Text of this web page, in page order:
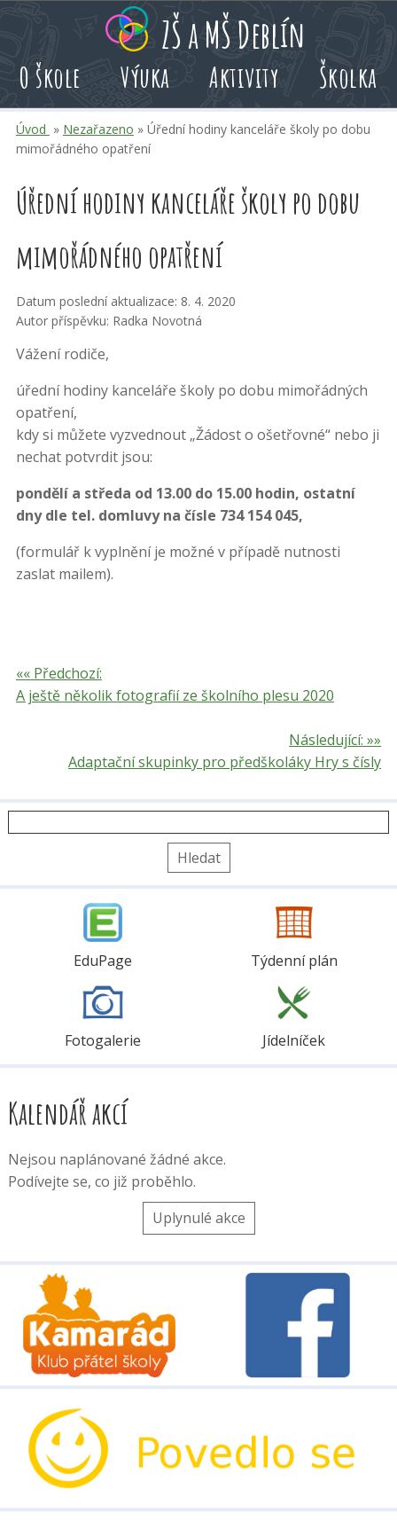
obsah
volby
akcí
ZŠ a MŠ Deblín
O škole Výuka Aktivity Školka
Úvod » Nezařazeno » Úřední hodiny kanceláře školy po dobu
mimořádného opatření
Úřední hodiny kanceláře školy po dobu
mimořádného opatření
Datum poslední aktualizace: 8. 4. 2020
Autor příspěvku: Radka Novotná
Vážení rodiče,
úřední hodiny kanceláře školy po dobu mimořádných
opatření,
kdy si můžete vyzvednout „Žádost o ošetřovné“ nebo ji
nechat potvrdit jsou:
pondělí a středa od 13.00 do 15.00 hodin, ostatní
dny dle tel. domluvy na čísle 734 154 045,
(formulář k vyplnění je možné v případě nutnosti
zaslat mailem).
«« Předchozí:
A ještě několik fotografií ze školního plesu 2020
Následující: »»
Adaptační skupinky pro předškoláky Hry s čísly
EduPage Týdenní plán
Fotogalerie Jídelníček
Kalendář akcí
Nejsou naplánované žádné akce.
Podívejte se, co již proběhlo.
Uplynulé akce